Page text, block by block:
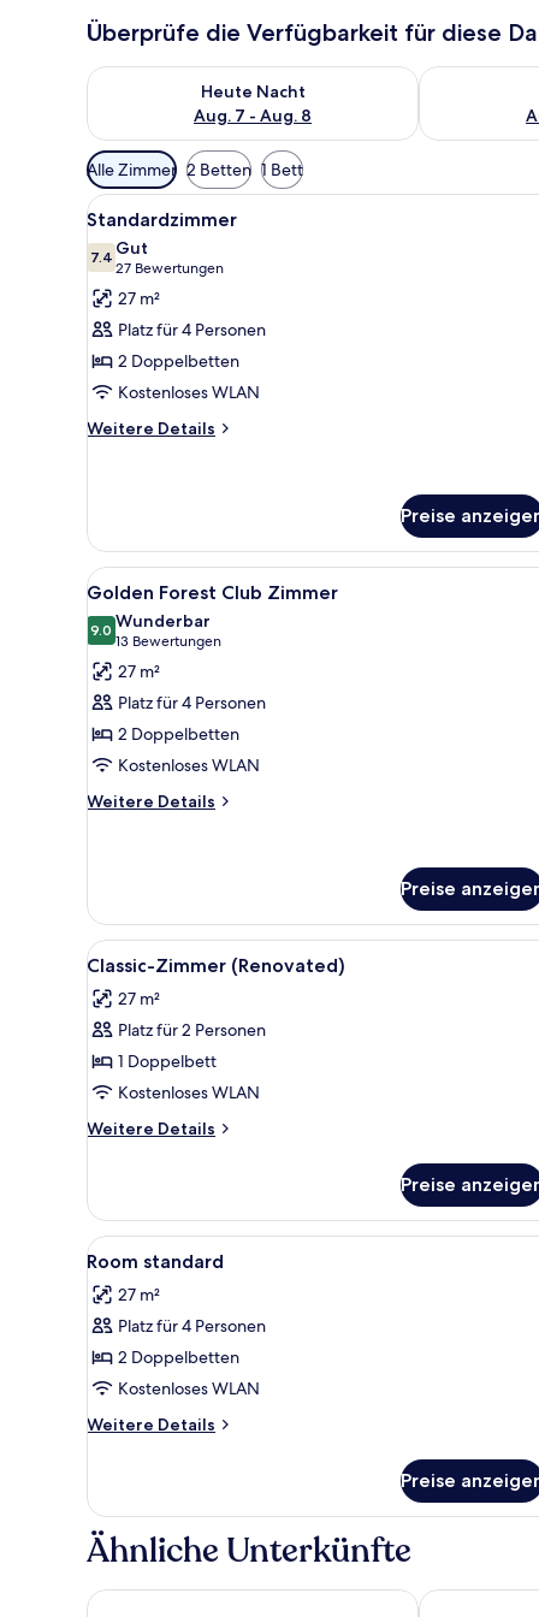
Überprüfe die Verfügbarkeit für diese
Heute Nacht
Aug. 7 - Aug. 8
Überprüfe die Verfügbarkeit für heute Nacht, Aug. 7
Überprüfe
Verfügbare
Filter
für
Zimmer
Alle Zimmer 2 Betten 1 Bett
Alle
Fotos
für
Standardzimmer
anzeigen
Ein Hotelzimmer mit zwei
7
Standardzimmer
7.47.4 von 10
Gut
27 Bewertungen
(27
Bewertungen)
27 m²
Platz für 4 Personen
2 Doppelbetten
Kostenloses WLAN
Weitere Details
Weitere
Preise
Alle
Fotos
für
Golden
Forest
Club
Zimmer
anzeigen
Ein Hotelzimmer mit zwei
6
Golden Forest Club Zimmer
9.09.0 von 10
Wunderbar
13 Bewertungen
(13
Bewertungen)
27 m²
Platz für 4 Personen
2 Doppelbetten
Kostenloses WLAN
Weitere Details
Weitere
Club
Zimmer
Preise
Alle
Fotos
für
Classic-
Zimmer
(Renovated)
anzeigen
Zimmersafe,
5
Classic-Zimmer (Renovated)
27 m²
Platz für 2 Personen
1 Doppelbett
Kostenloses WLAN
Weitere Details
Weitere
Zimmer
(Renovated)
Preise
Alle
Fotos
für
Room
standard
anzeigen
Ein Hotelzimmer mit zwei
3
Room standard
27 m²
Platz für 4 Personen
2 Doppelbetten
Kostenloses WLAN
Weitere Details
Weitere
standard
Preise
Ähnliche Unterkünfte
Disney Newport Bay Club Disney Hotel